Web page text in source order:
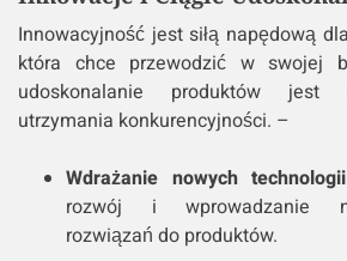
Innowacyjność jest siłą napędową
która chce przewodzić w swojej
udoskonalanie produktów jest
utrzymania konkurencyjności. –
Wdrażanie nowych technologii
rozwój i wprowadzanie
rozwiązań do produktów.